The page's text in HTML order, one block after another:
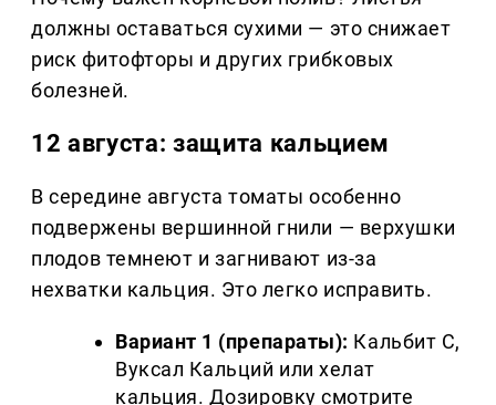
должны оставаться сухими — это снижает
риск фитофторы и других грибковых
болезней.
12 августа: защита кальцием
В середине августа томаты особенно
подвержены вершинной гнили — верхушки
плодов темнеют и загнивают из-за
нехватки кальция. Это легко исправить.
Вариант 1 (препараты): Кальбит С,
Вуксал Кальций или хелат
кальция. Дозировку смотрите